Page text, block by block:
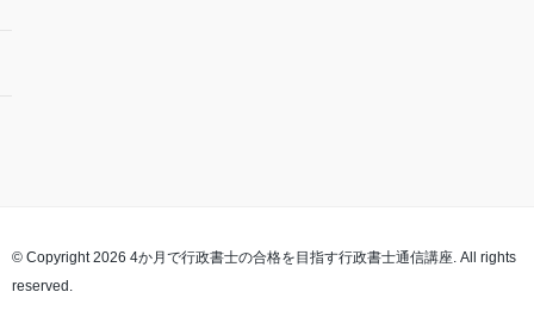
© Copyright 2026 4か月で行政書士の合格を目指す行政書士通信講座. All rights
reserved.